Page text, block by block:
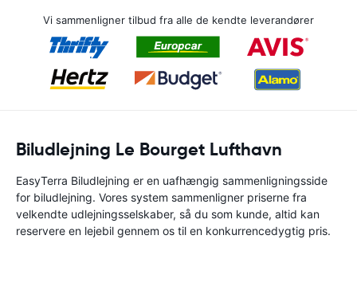
Vi sammenligner tilbud fra alle de kendte leverandører
Biludlejning Le Bourget Lufthavn
EasyTerra Biludlejning er en uafhængig sammenligningsside
for biludlejning. Vores system sammenligner priserne fra
velkendte udlejningsselskaber, så du som kunde, altid kan
reservere en lejebil gennem os til en konkurrencedygtig pris.